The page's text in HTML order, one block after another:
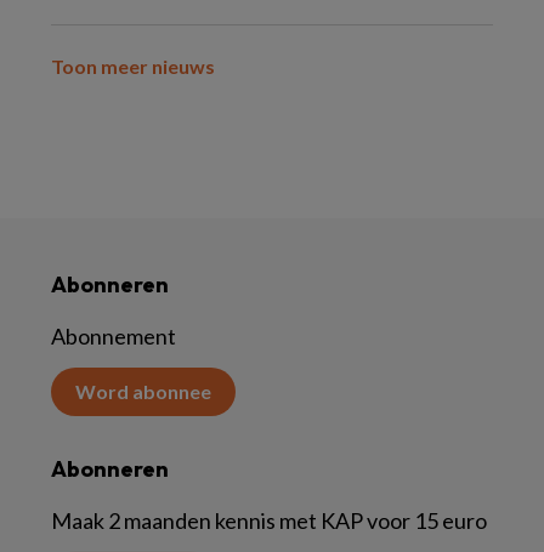
Toon meer nieuws
Abonneren
Abonnement
Word abonnee
Abonneren
Maak 2 maanden kennis met KAP voor 15 euro